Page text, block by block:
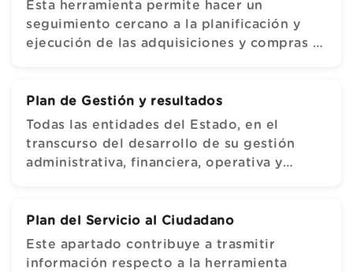
Esta herramienta permite hacer un
seguimiento cercano a la planificación y
ejecución de las adquisiciones y compras a
Plan de Gestión y resultados
Todas las entidades del Estado, en el
transcurso del desarrollo de su gestión
administrativa, financiera, operativa y
esfuerzos permanentes para sacar avante
proyectos de calidad y de mejoramiento
continuo e impulsar resultados medidos a
Plan del Servicio al Ciudadano
Este apartado contribuye a trasmitir
información respecto a la herramienta